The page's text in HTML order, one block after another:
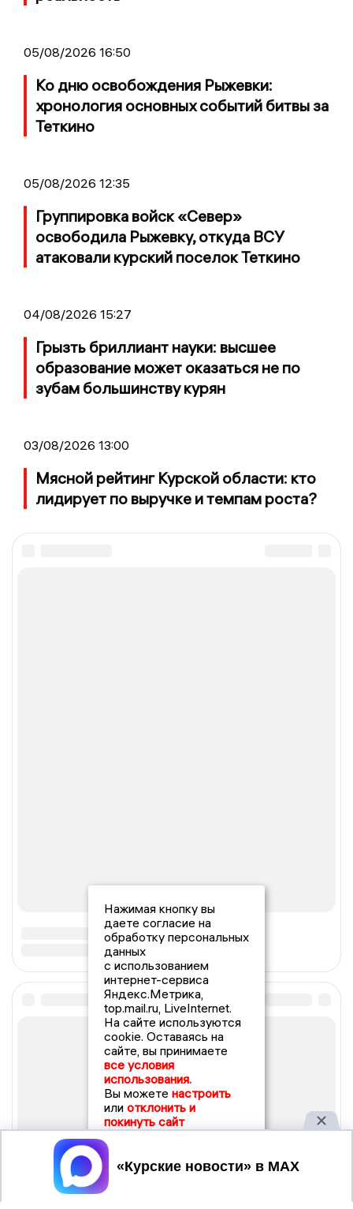
05/08/2026 16:50
Ко дню освобождения Рыжевки:
хронология основных событий битвы за
Теткино
05/08/2026 12:35
Группировка войск «Север»
освободила Рыжевку, откуда ВСУ
атаковали курский поселок Теткино
04/08/2026 15:27
Грызть бриллиант науки: высшее
образование может оказаться не по
зубам большинству курян
03/08/2026 13:00
Мясной рейтинг Курской области: кто
лидирует по выручке и темпам роста?
Нажимая кнопку вы
даете согласие на
обработку персональных
данных
с использованием
интернет-сервиса
Яндекс.Метрика,
top.mail.ru, LiveInternet.
На сайте используются
cookie. Оставаясь на
сайте, вы принимаете
все условия
использования.
Вы можете настроить
или отклонить и
покинуть сайт
Принять